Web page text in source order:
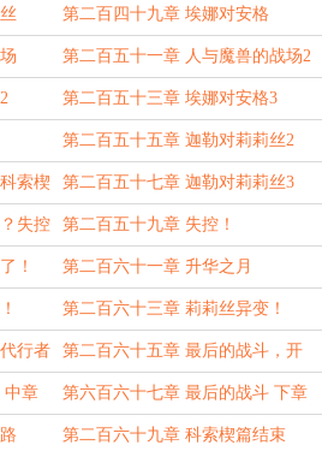
第二百四十九章 埃娜对安格
第二百五十一章 人与魔兽的战场2
第二百五十三章 埃娜对安格3
第二百五十五章 迦勒对莉莉丝2
索楔 第二百五十七章 迦勒对莉莉丝3
失控 第二百五十九章 失控！
！ 第二百六十一章 升华之月
第二百六十三章 莉莉丝异变！
行者 第二百六十五章 最后的战斗，开
战！
中章 第六百六十七章 最后的战斗 下章
第二百六十九章 科索楔篇结束